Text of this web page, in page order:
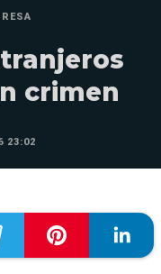
crimen
23:02